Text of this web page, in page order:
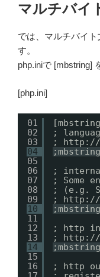
マルチバイ
では、マルチバイ
す。
php.iniで [mbstring]
[php.ini]
01
02
03
04
05
06
07
08
09
10
11
12
13
14
15
16
;
; http://
;
; Some
; (e.g.
; http://
; http
; http://
; http